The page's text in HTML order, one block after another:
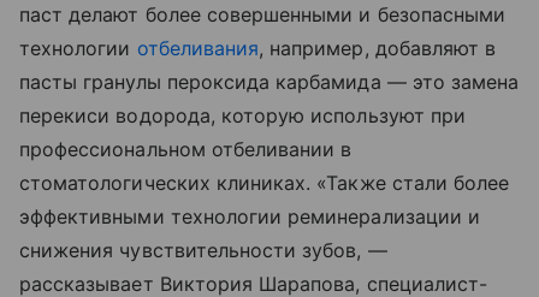
паст делают более совершенными и безопасными
технологии отбеливания, например, добавляют в
пасты гранулы пероксида карбамида — это замена
перекиси водорода, которую используют при
профессиональном отбеливании в
стоматологических клиниках. «Также стали более
эффективными технологии реминерализации и
снижения чувствительности зубов, —
рассказывает Виктория Шарапова, специалист-